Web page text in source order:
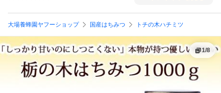
大場養蜂園ヤフーショップ 国産はちみつ トチの木ハチミツ
1/8